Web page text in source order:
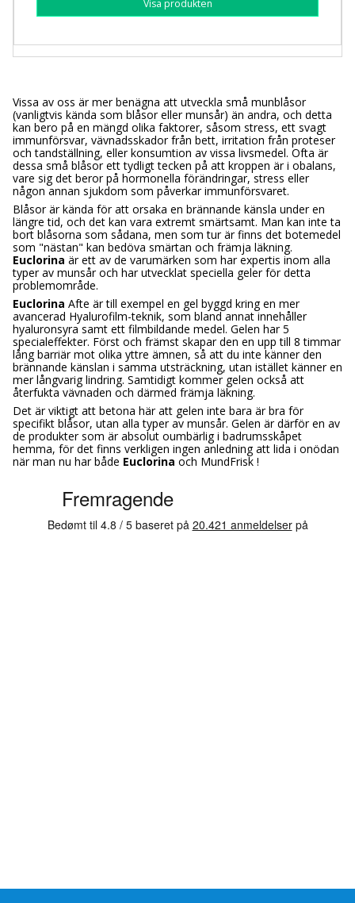
Visa produkten
Vissa av oss är mer benägna att utveckla små munblåsor
(vanligtvis kända som blåsor eller munsår) än andra, och detta
kan bero på en mängd olika faktorer, såsom stress, ett svagt
immunförsvar, vävnadsskador från bett, irritation från proteser
och tandställning, eller konsumtion av vissa livsmedel. Ofta är
dessa små blåsor ett tydligt tecken på att kroppen är i obalans,
vare sig det beror på hormonella förändringar, stress eller
någon annan sjukdom som påverkar immunförsvaret.
Blåsor är kända för att orsaka en brännande känsla under en
längre tid, och det kan vara extremt smärtsamt. Man kan inte ta
bort blåsorna som sådana, men som tur är finns det botemedel
som "nästan" kan bedöva smärtan och främja läkning.
Euclorina är ett av de varumärken som har expertis inom alla
typer av munsår och har utvecklat speciella geler för detta
problemområde.
Euclorina Afte är till exempel en gel byggd kring en mer
avancerad Hyalurofilm-teknik, som bland annat innehåller
hyaluronsyra samt ett filmbildande medel. Gelen har 5
specialeffekter. Först och främst skapar den en upp till 8 timmar
lång barriär mot olika yttre ämnen, så att du inte känner den
brännande känslan i samma utsträckning, utan istället känner en
mer långvarig lindring. Samtidigt kommer gelen också att
återfukta vävnaden och därmed främja läkning.
Det är viktigt att betona här att gelen inte bara är bra för
specifikt blåsor, utan alla typer av munsår. Gelen är därför en av
de produkter som är absolut oumbärlig i badrumsskåpet
hemma, för det finns verkligen ingen anledning att lida i onödan
när man nu har både Euclorina och MundFrisk !